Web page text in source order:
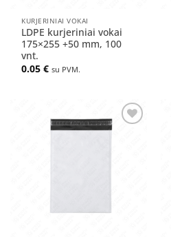
KURJERINIAI VOKAI
LDPE kurjeriniai vokai
175×255 +50 mm, 100
vnt.
0.05€ su PVM.